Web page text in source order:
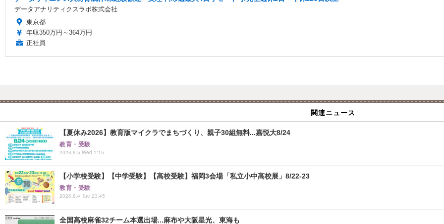
データアナリティクスラボ株式会社
東京都
年収350万円～364万円
正社員
関連ニュース
【夏休み2026】教育版マイクラでまちづくり、親子30組無料...嘉悦大8/24
教育・受験
2026.8.5 Wed 1:15
【小学校受験】【中学受験】【高校受験】福岡3会場「私立小中高校展」8/22-23
教育・受験
2026.8.4 Tue 23:45
全国高校麻雀32チーム本選出場...麻布や大阪星光、東海も